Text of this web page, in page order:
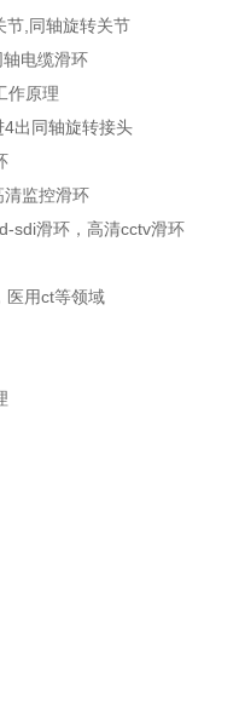
节,同轴旋转关节
电缆滑环
作原理
出同轴旋转接头
监控滑环
sdi滑环，高清cctv滑环
医用ct等领域